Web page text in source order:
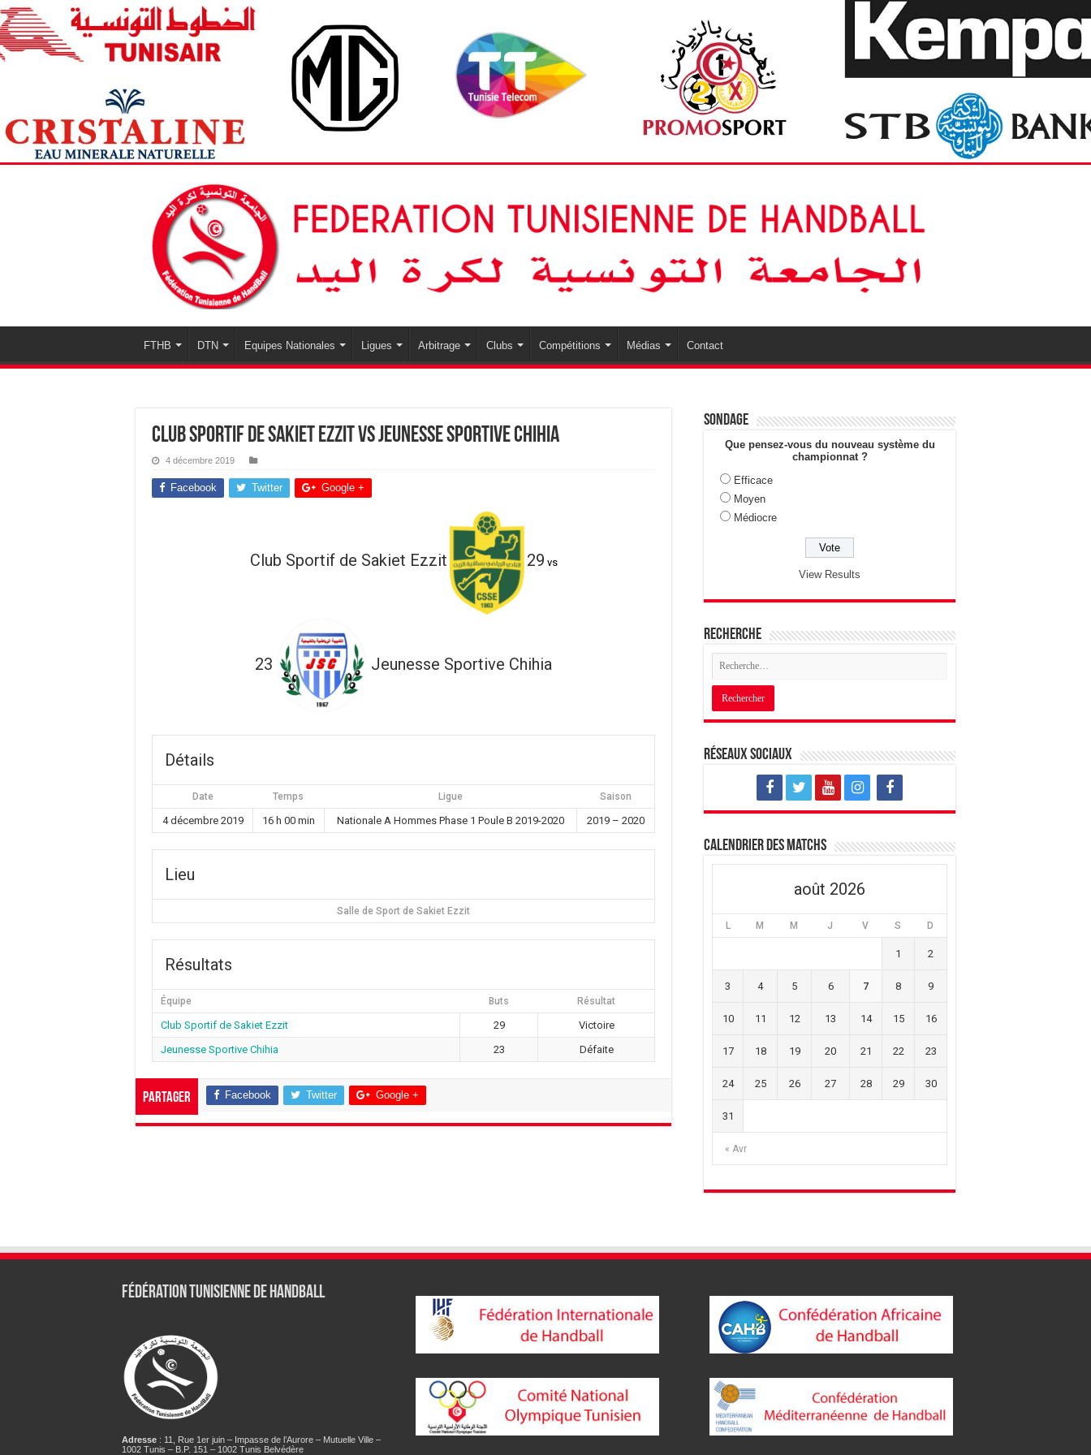
FTHB DTN Equipes Nationales Ligues Arbitrage Clubs Compétitions Médias Contact
Club Sportif de Sakiet Ezzit vs Jeunesse Sportive Chihia
4 décembre 2019
Facebook Twitter Google +
Club Sportif de Sakiet Ezzit 29 vs
23 Jeunesse Sportive Chihia
Détails
Date Temps Ligue Saison
4 décembre 2019 16 h 00 min Nationale A Hommes Phase 1 Poule B 2019-2020 2019 – 2020
Lieu
Salle de Sport de Sakiet Ezzit
Résultats
Équipe Buts Résultat
Club Sportif de Sakiet Ezzit 29
Victoire
Jeunesse Sportive Chihia
23 Défaite
Partager Facebook Twitter Google +
Sondage
Que pensez-vous du nouveau système du
championnat ?
Efficace
Moyen
Médiocre
View Results
Recherche
Réseaux sociaux
Calendrier des matchs
août 2026
L M M J V S D
« Avr
1 2
3 4 5 6 7 8 9
10 11 12 13 14 15 16
17 18 19 20 21 22 23
24 25 26 27 28 29 30
31
Fédération tunisienne de Handball
Adresse: 11, Rue 1er juin – Impasse de l’Aurore – Mutuelle Ville –
1002 Tunis – B.P. 151 – 1002 Tunis Belvédère